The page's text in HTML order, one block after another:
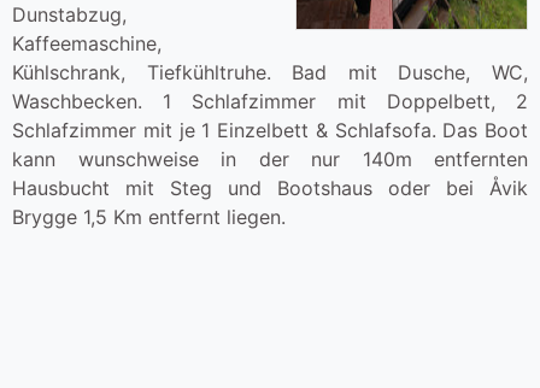
Dunstabzug,
Kaffeemaschine,
Kühlschrank, Tiefkühltruhe. Bad mit Dusche, WC,
Waschbecken. 1 Schlafzimmer mit Doppelbett, 2
Schlafzimmer mit je 1 Einzelbett & Schlafsofa. Das Boot
kann wunschweise in der nur 140m entfernten
Hausbucht mit Steg und Bootshaus oder bei Åvik
Brygge 1,5 Km entfernt liegen.